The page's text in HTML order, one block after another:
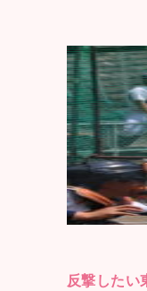
反撃したい